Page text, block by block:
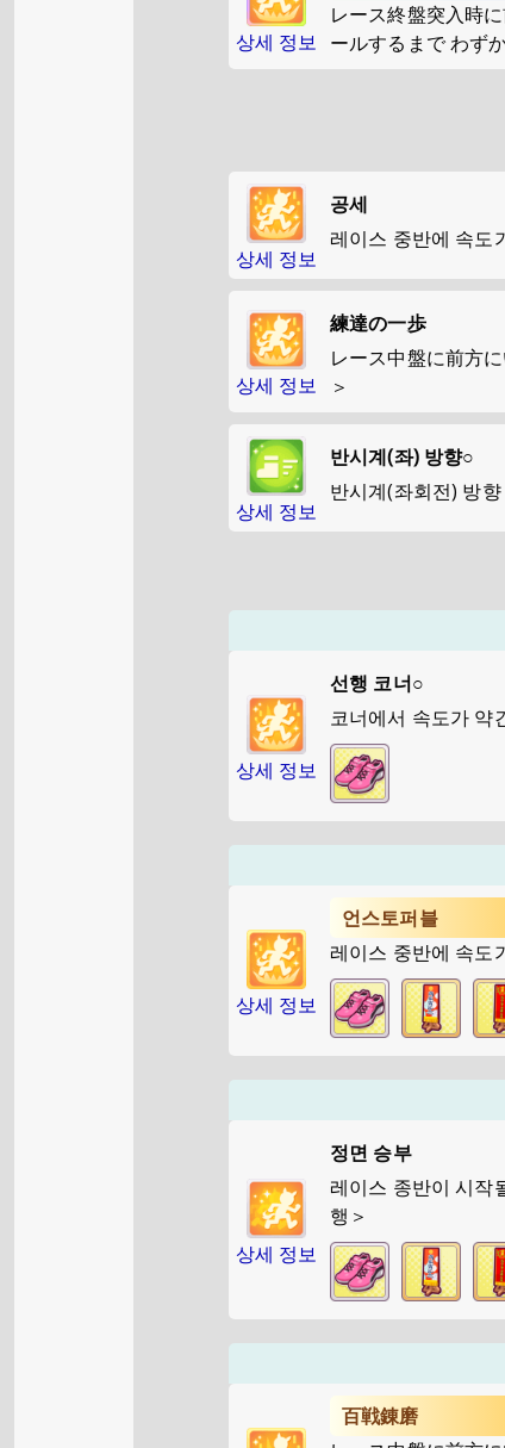
상세 정보
レース終盤突入時
ールするまで わず
상세 정보
공세
레이스 중반에 속도
상세 정보
練達の一歩
レース中盤に前方
＞
상세 정보
반시계(좌) 방향○
반시계(좌회전) 방
상세 정보
선행 코너○
코너에서 속도가 약
상세 정보
언스토퍼블
레이스 중반에 속도
상세 정보
정면 승부
레이스 종반이 시작
행＞
百戦錬磨